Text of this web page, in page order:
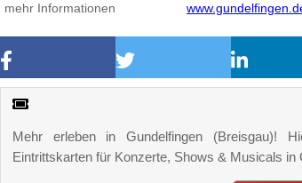
mehr Informationen
Mehr erleben in Gundelfingen (Breisgau)!
Eintrittskarten für Konzerte, Shows & Musicals